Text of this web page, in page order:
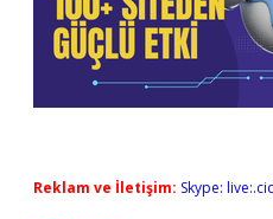
Reklam ve İletişim: Skype: